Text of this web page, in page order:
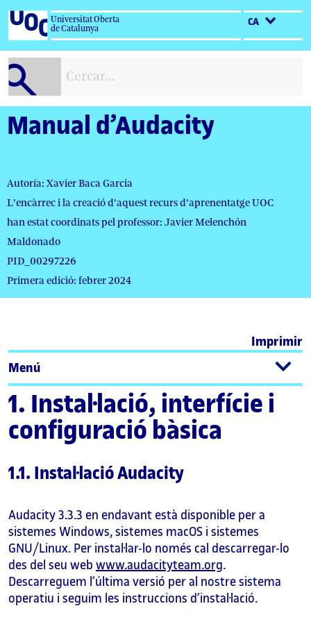
Salta
contingut
Universitat Oberta
de Catalunya
CA
Manual d’Audacity
Autoría: Xavier Baca Garcia
L'encàrrec i la creació d'aquest recurs d'aprenentatge UOC
han estat coordinats pel professor: Javier Melenchón
Maldonado
PID_00297226
Primera edició: febrer 2024
Imprimir
Menú
1. Instal·lació, interfície i
configuració bàsica
1.1. Instal·lació Audacity
Audacity 3.3.3 en endavant està disponible per a
sistemes Windows, sistemes macOS i sistemes
GNU/Linux. Per instal·lar-lo només cal descarregar-lo
des del seu web www.audacityteam.org.
Descarreguem l’última versió per al nostre sistema
operatiu i seguim les instruccions d’instal·lació.